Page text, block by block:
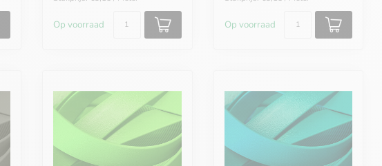
Op voorraad Op voorraad